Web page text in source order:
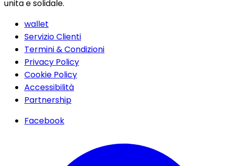
unita e solidale.
wallet
Servizio Clienti
Termini & Condizioni
Privacy Policy
Cookie Policy
Accessibilità
Partnership
Facebook